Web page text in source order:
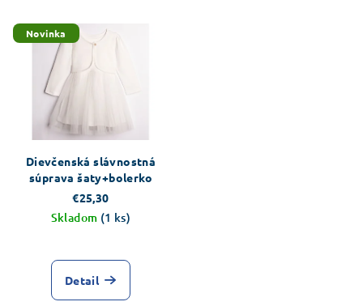
Novinka
Dievčenská slávnostná
súprava šaty+bolerko
€25,30
Skladom (1 ks)
Detail